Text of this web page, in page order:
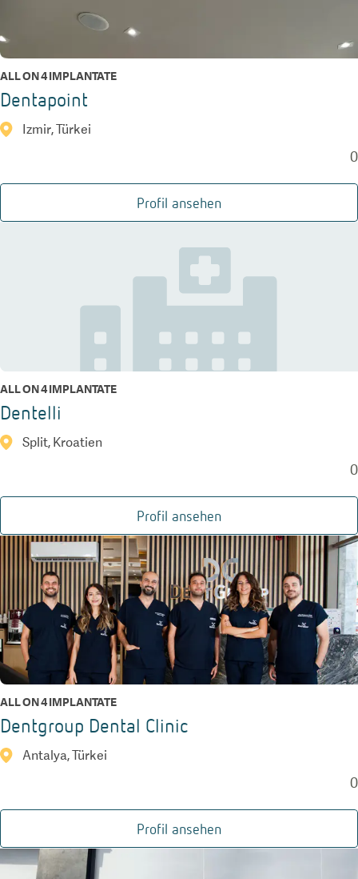
ALL ON 4 IMPLANTATE
Dentapoint
Izmir, Türkei
0
Profil ansehen
ALL ON 4 IMPLANTATE
Dentelli
Split, Kroatien
0
Profil ansehen
ALL ON 4 IMPLANTATE
Dentgroup Dental Clinic
Antalya, Türkei
0
Profil ansehen